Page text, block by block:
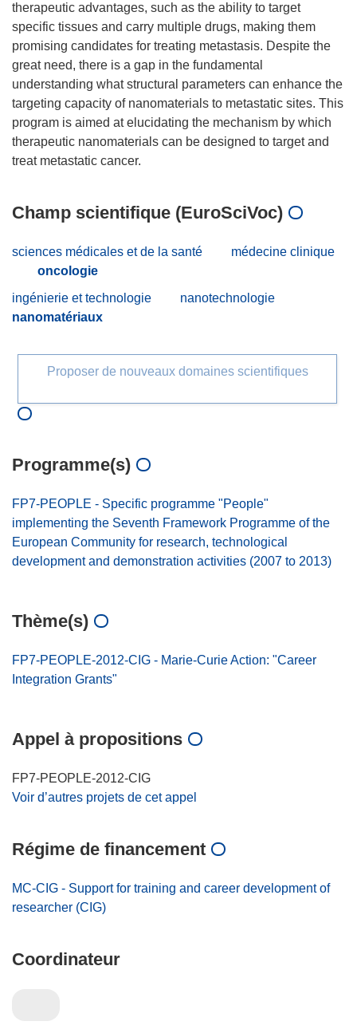
therapeutic advantages, such as the ability to target
specific tissues and carry multiple drugs, making them
promising candidates for treating metastasis. Despite the
great need, there is a gap in the fundamental
understanding what structural parameters can enhance the
targeting capacity of nanomaterials to metastatic sites. This
program is aimed at elucidating the mechanism by which
therapeutic nanomaterials can be designed to target and
Champ scientifique (EuroSciVoc)
sciences médicales et de la santé
médecine clinique
oncologie
ingénierie et technologie
nanotechnologie
nanomatériaux
Proposer de nouveaux domaines scientifiques
Programme(s)
FP7-PEOPLE - Specific programme "People"
implementing the Seventh Framework Programme of the
European Community for research, technological
development and demonstration activities (2007 to 2013)
Thème(s)
FP7-PEOPLE-2012-CIG - Marie-Curie Action: "Career
Integration Grants"
Appel à propositions
FP7-PEOPLE-2012-CIG
Voir d’autres projets de cet appel
Régime de financement
MC-CIG - Support for training and career development of
researcher (CIG)
Coordinateur